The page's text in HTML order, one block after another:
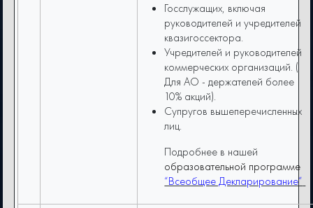
Госслужащих, включая
руководителей и учредителей
квазигоссектора.
Учредителей и руководителей
коммерческих организаций. (
Для AO - держателей более
10% акций).
Супругов вышеперечисленных
лиц.
Подробнее в нашей
образовательной программе
“Всеобщее Декларирование”